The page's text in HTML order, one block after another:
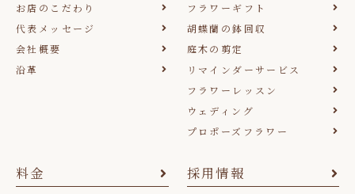
お店のこだわり
代表メッセージ
会社概要
沿革
フラワーギフト
胡蝶蘭の鉢回収
庭木の剪定
リマインダーサービス
フラワーレッスン
ウェディング
プロポーズフラワー
料金 採用情報